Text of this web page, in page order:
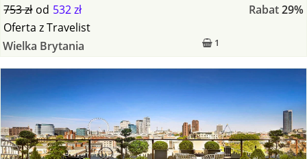
753 zł od 532 zł Rabat29%
1
Oferta zTravelist
Wielka Brytania